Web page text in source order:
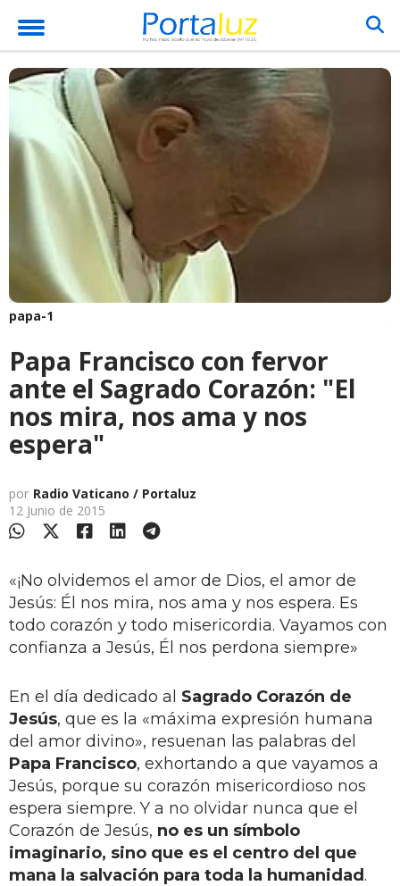
papa-1
Papa Francisco con fervor
ante el Sagrado Corazón: "El
nos mira, nos ama y nos
espera"
por Radio Vaticano / Portaluz
12 Junio de 2015
«¡No olvidemos el amor de Dios, el amor de
Jesús: Él nos mira, nos ama y nos espera. Es
todo corazón y todo misericordia. Vayamos con
confianza a Jesús, Él nos perdona siempre»
En el día dedicado al Sagrado Corazón de
Jesús, que es la «máxima expresión humana
del amor divino», resuenan las palabras del
Papa Francisco, exhortando a que vayamos a
Jesús, porque su corazón misericordioso nos
espera siempre. Y a no olvidar nunca que el
Corazón de Jesús, no es un símbolo
imaginario, sino que es el centro del que
mana la salvación para toda la humanidad.